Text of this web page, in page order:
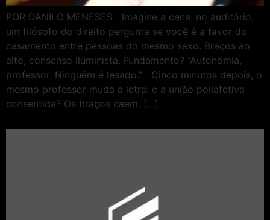
POR DANILO MENESES Imagine a cena: no auditório,
um filósofo do direito pergunta se você é a favor do
casamento entre pessoas do mesmo sexo. Braços ao
alto, consenso iluminista. Fundamento? “Autonomia,
professor. Ninguém é lesado.” Cinco minutos depois, o
mesmo professor muda a letra: e a união poliafetiva
consentida? Os braços caem. […]